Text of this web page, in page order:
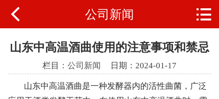
天香文化
产品中心
 公司新闻 
山东中高温酒曲使用的注意事项和禁忌
栏目： 公司新闻 日期：2024-01-17
山东中高温酒曲是一种发酵器内的活性曲菌，广泛